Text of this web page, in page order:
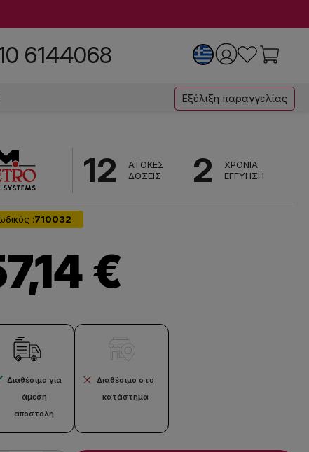
6144068
Εξέλιξη παραγγελίας
12
ΑΤΟΚΕΣ
ΔΟΣΕΙΣ
2
ΧΡΟΝΙΑ
ΕΓΓΥΗΣΗ
:710032
€
Διαθέσιμο για
άμεση
αποστολή
Διαθέσιμο στο
κατάστημα